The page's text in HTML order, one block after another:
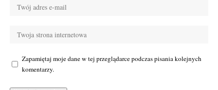
Zapamiętaj moje dane w tej przeglądarce podczas pisania kolejnych
komentarzy.